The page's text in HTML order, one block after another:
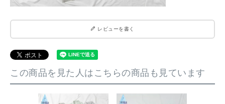
レビューを書く
この商品を見た人はこちらの商品も見ています